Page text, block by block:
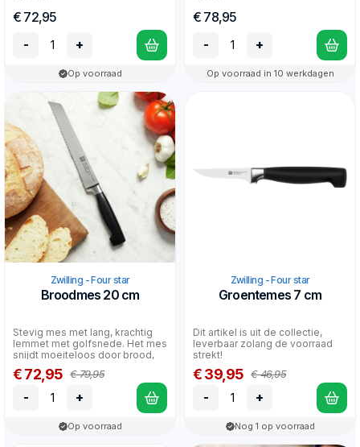
€ 72,95
-
+
Op voorraad
€ 78,95
-
+
Op voorraad in 10 werkdagen
Zwilling - Four star
Broodmes 20 cm
Stevig mes met lang, krachtig
lemmet met golfsnede. Het mes
snijdt moeiteloos door brood,
€ 72,95 € 79,95
- +
Op voorraad
Zwilling - Four star
Groentemes 7 cm
Dit artikel is uit de collectie,
leverbaar zolang de voorraad
strekt!
€ 39,95 € 46,95
- +
Nog 1 op voorraad